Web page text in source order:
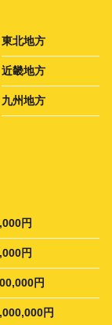
東北地方
近畿地方
九州地方
円
円
円
円